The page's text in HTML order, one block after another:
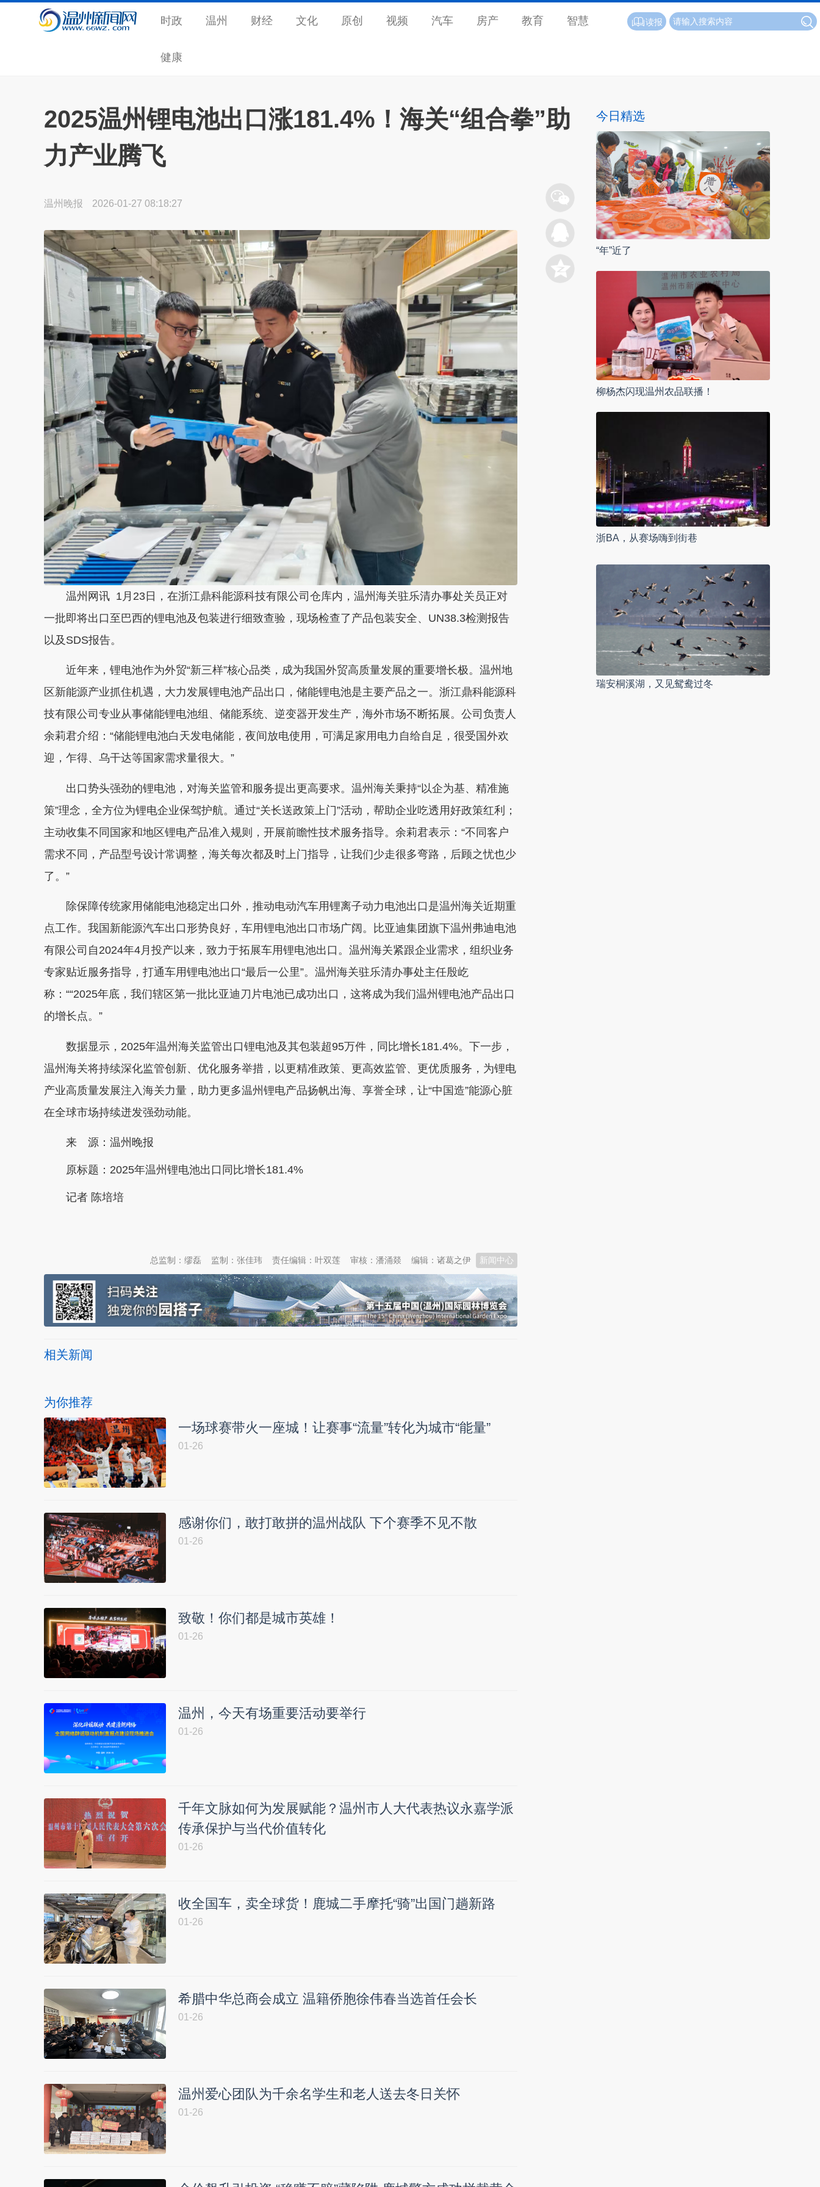
时政 温州 财经 文化 原创 视频 汽车 房产 教育 智慧
健康
读报
2025温州锂电池出口涨181.4%！海关“组合拳”助
力产业腾飞
温州晚报 2026-01-27 08:18:27
温州网讯 1月23日，在浙江鼎科能源科技有限公司仓库内，温州海关驻乐清办事处关员正对
一批即将出口至巴西的锂电池及包装进行细致查验，现场检查了产品包装安全、UN38.3检测报告
以及SDS报告。
近年来，锂电池作为外贸“新三样”核心品类，成为我国外贸高质量发展的重要增长极。温州地
区新能源产业抓住机遇，大力发展锂电池产品出口，储能锂电池是主要产品之一。浙江鼎科能源科
技有限公司专业从事储能锂电池组、储能系统、逆变器开发生产，海外市场不断拓展。公司负责人
余莉君介绍：“储能锂电池白天发电储能，夜间放电使用，可满足家用电力自给自足，很受国外欢
迎，乍得、乌干达等国家需求量很大。”
出口势头强劲的锂电池，对海关监管和服务提出更高要求。温州海关秉持“以企为基、精准施
策”理念，全方位为锂电企业保驾护航。通过“关长送政策上门”活动，帮助企业吃透用好政策红利；
主动收集不同国家和地区锂电产品准入规则，开展前瞻性技术服务指导。余莉君表示：“不同客户
需求不同，产品型号设计常调整，海关每次都及时上门指导，让我们少走很多弯路，后顾之忧也少
了。”
除保障传统家用储能电池稳定出口外，推动电动汽车用锂离子动力电池出口是温州海关近期重
点工作。我国新能源汽车出口形势良好，车用锂电池出口市场广阔。比亚迪集团旗下温州弗迪电池
有限公司自2024年4月投产以来，致力于拓展车用锂电池出口。温州海关紧跟企业需求，组织业务
专家贴近服务指导，打通车用锂电池出口“最后一公里”。温州海关驻乐清办事处主任殷屹
称：““2025年底，我们辖区第一批比亚迪刀片电池已成功出口，这将成为我们温州锂电池产品出口
的增长点。”
数据显示，2025年温州海关监管出口锂电池及其包装超95万件，同比增长181.4%。下一步，
温州海关将持续深化监管创新、优化服务举措，以更精准政策、更高效监管、更优质服务，为锂电
产业高质量发展注入海关力量，助力更多温州锂电产品扬帆出海、享誉全球，让“中国造”能源心脏
在全球市场持续迸发强劲动能。
来 源：温州晚报
原标题： 2025年温州锂电池出口同比增长181.4%
记者 陈培培
新闻中心
编辑：诸葛之伊
审核：潘涌燚
责任编辑：叶双莲
监制：张佳玮
总监制：缪磊
相关新闻
为你推荐
一场球赛带火一座城！让赛事“流量”转化为城市“能量”
01-26
感谢你们，敢打敢拼的温州战队 下个赛季不见不散
01-26
致敬！你们都是城市英雄！
01-26
温州，今天有场重要活动要举行
01-26
千年文脉如何为发展赋能？温州市人大代表热议永嘉学派
传承保护与当代价值转化
01-26
收全国车，卖全球货！鹿城二手摩托“骑”出国门趟新路
01-26
希腊中华总商会成立 温籍侨胞徐伟春当选首任会长
01-26
温州爱心团队为千余名学生和老人送去冬日关怀
01-26
今日精选
“年”近了
柳杨杰闪现温州农品联播！
浙BA，从赛场嗨到街巷
瑞安桐溪湖，又见鸳鸯过冬